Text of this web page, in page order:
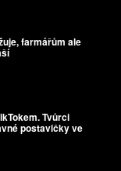
farmářům ale
Tvůrci
postavičky ve